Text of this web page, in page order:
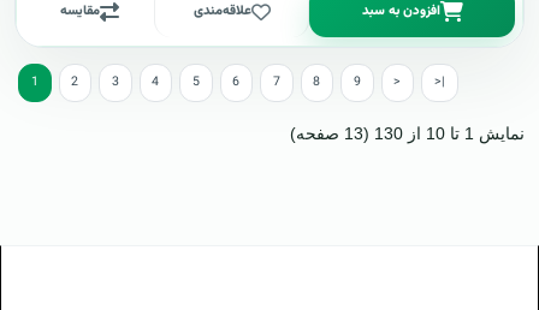
افزودن به سبد علاقه‌مندی مقایسه
1 2 3 4 5 6 7 8 9 > >|
نمایش 1 تا 10 از 130 (13 صفحه)